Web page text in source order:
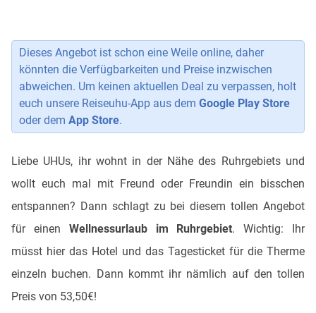
Dieses Angebot ist schon eine Weile online, daher
könnten die Verfügbarkeiten und Preise inzwischen
abweichen. Um keinen aktuellen Deal zu verpassen, holt
euch unsere Reiseuhu-App aus dem Google Play Store
oder dem App Store.
Liebe UHUs, ihr wohnt in der Nähe des Ruhrgebiets und
wollt euch mal mit Freund oder Freundin ein bisschen
entspannen? Dann schlagt zu bei diesem tollen Angebot
für einen Wellnessurlaub im Ruhrgebiet. Wichtig: Ihr
müsst hier das Hotel und das Tagesticket für die Therme
einzeln buchen. Dann kommt ihr nämlich auf den tollen
Preis von 53,50€!